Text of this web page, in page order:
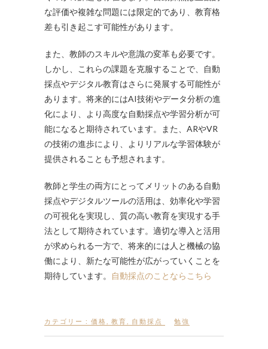
な評価や複雑な問題には限定的であり、教育格
差も引き起こす可能性があります。
また、教師のスキルや意識の変革も必要です。
しかし、これらの課題を克服することで、自動
採点やデジタル教育はさらに発展する可能性が
あります。将来的にはAI技術やデータ分析の進
化により、より高度な自動採点や学習分析が可
能になると期待されています。また、ARやVR
の技術の進歩により、よりリアルな学習体験が
提供されることも予想されます。
教師と学生の両方にとってメリットのある自動
採点やデジタルツールの活用は、効率化や学習
の可視化を実現し、質の高い教育を実現する手
法として期待されています。適切な導入と活用
が求められる一方で、将来的には人と機械の協
働により、新たな可能性が広がっていくことを
期待しています。
自動採点のことならこちら
カテゴリー : 価格 教育 自動採点 勉強